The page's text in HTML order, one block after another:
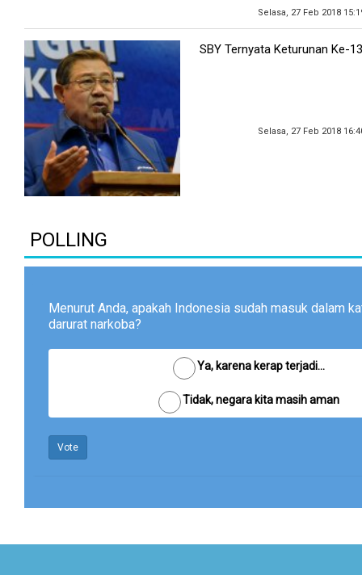
Selasa, 27 Feb 2018
SBY Ternyata Keturunan Ke-
Selasa, 27 Feb 2018
POLLING
Menurut Anda, apakah Indonesia sudah masuk dalam
darurat narkoba?
Ya, karena kerap terjadi...
Tidak, negara kita masih aman
Vote